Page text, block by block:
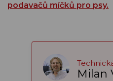
podavačů míčků pro psy.
Milan